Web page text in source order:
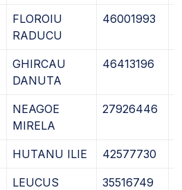
FLOROIU
RADUCU
46001993
GHIRCAU
DANUTA
46413196
NEAGOE
MIRELA
27926446
HUTANU ILIE 42577730
LEUCUS
35516749